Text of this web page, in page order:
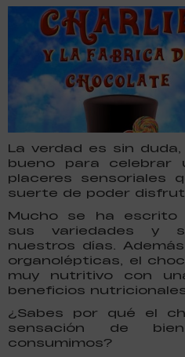
La verdad es sin
bueno para celebrar
placeres sensoriales
suerte de poder
Mucho se ha escrito
sus variedades y
nuestros días.
organolépticas, el
muy nutritivo con
beneficios
¿Sabes por qué el
sensación de
consumimos?